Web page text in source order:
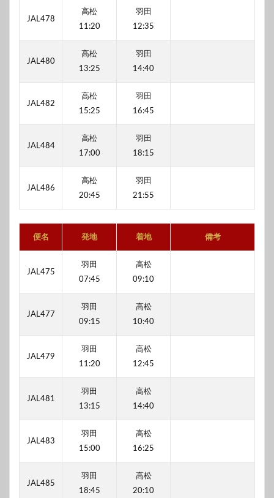
JAL478
高松
11:20
羽田
12:35
JAL480
高松
13:25
羽田
14:40
JAL482
高松
15:25
羽田
16:45
JAL484
高松
17:00
羽田
18:15
JAL486
高松
20:45
羽田
21:55
便名 発地 着地 備考
JAL475
羽田
07:45
高松
09:10
JAL477
羽田
09:15
高松
10:40
JAL479
羽田
11:20
高松
12:45
JAL481
羽田
13:15
高松
14:40
JAL483
羽田
15:00
高松
16:25
JAL485
羽田
18:45
高松
20:10